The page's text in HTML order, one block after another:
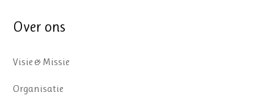
Over ons
Visie & Missie
Organisatie